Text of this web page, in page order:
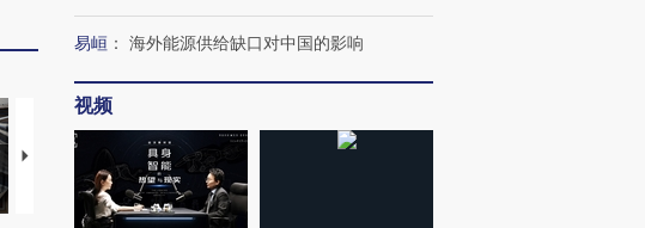
马航飞行员跨国走私7万
粒摇头丸 尿检体内含3种
泽连斯基密集出访美英 索
要防空导弹“救急”
易峘 ： 海外能源供给缺口对中国的影响
视频